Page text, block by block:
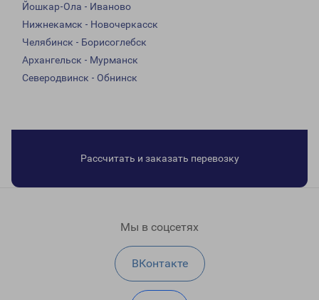
Йошкар-Ола - Иваново
Нижнекамск - Новочеркасск
Челябинск - Борисоглебск
Архангельск - Мурманск
Северодвинск - Обнинск
Рассчитать и заказать перевозку
Мы в соцсетях
ВКонтакте